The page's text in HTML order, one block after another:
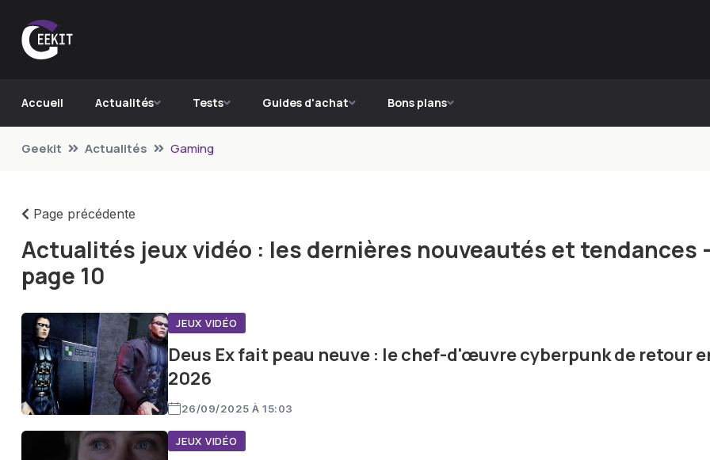
Accueil Actualités Tests Guides d'achat Bons plans
Geekit Actualités Gaming
Page précédente
Actualités jeux vidéo : les dernières nouveautés et tendances
page 10
JEUX VIDÉO
Deus Ex fait peau neuve : le chef-d'œuvre cyberpunk de retour
2026
26/09/2025 À 15:03
JEUX VIDÉO